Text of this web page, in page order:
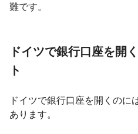
難です。
ドイツで銀行口座を開
ト
ドイツで銀行口座を開くのに
あります。